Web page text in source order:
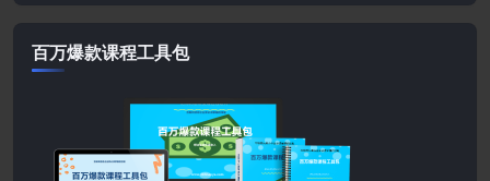
百万爆款课程工具包